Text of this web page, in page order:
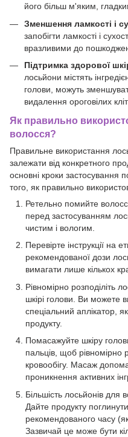
його більш м'яким,
Зменшення ламкості і
запобігти ламкості і
вразливими до
Підтримка здорової
лосьйони містять
голови, можуть
видалення ороговілих
Як правильно
волосся?
Правильне використання
залежати від конкретного
основні кроки застосування
того, як правильно
Ретельно помийте
перед застосуванням
чистим і вологим.
Перевірте інструкції на
рекомендованої дози
вимагати лише кількох
Рівномірно розподіліть
шкірі голови. Ви можете
спеціальний аплікатор,
продукту.
Помасажуйте шкіру
пальців, щоб рівномірно
кровообігу. Масаж
проникнення активних
Більшість лосьйонів для
Дайте продукту
рекомендованого часу
Зазвичай це може бути